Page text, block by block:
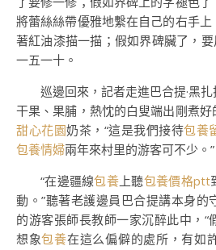
將蕾絲絲帶優雅地繫在自己的右手
著紅油漆描一描；假如界碑臟了，
一五一十。
巡邊回來，記者走進巴合提·黑
干果、果脯，熱忱的白叟端出剛煮
甜心花園奶茶，“這是我們接待包養
包養情婦兩年來村里的游客可不少。”
“在邊疆線包養 上聽包養價格ptt
動。”聽著老護邊員巴合提講本身的
的游客張師長教師一家沉醉此中，“
想象包養在這么偏僻的處所，有如